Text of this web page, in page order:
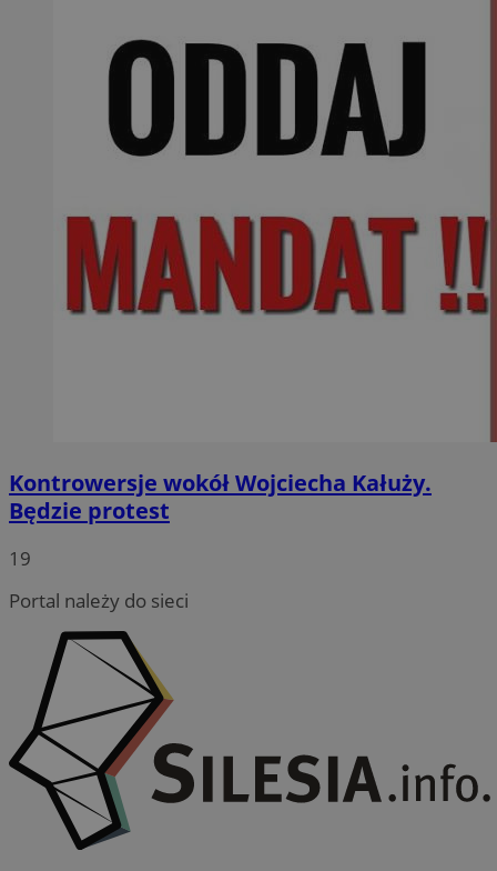
Kontrowersje wokół Wojciecha Kałuży.
Będzie protest
19
Portal należy do sieci